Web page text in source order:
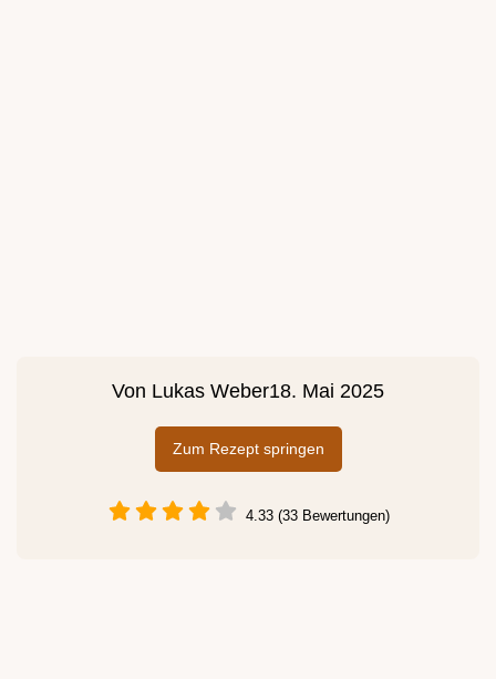
Von Lukas Weber18. Mai 2025
Zum Rezept springen
4.33 (33 Bewertungen)